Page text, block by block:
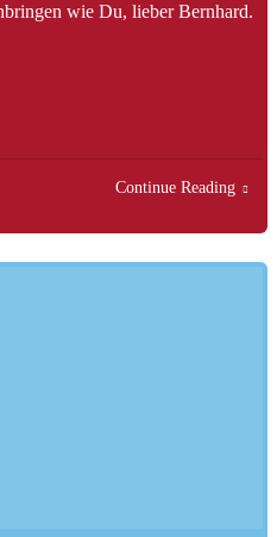
wie Du, lieber Bernhard.
Continue Reading